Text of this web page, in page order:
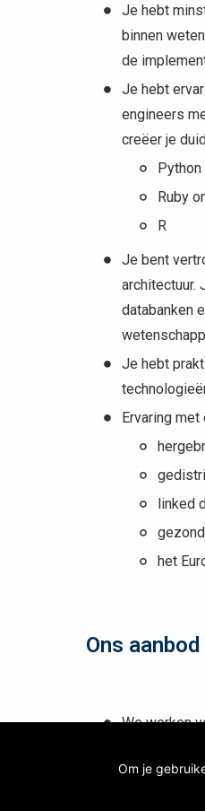
Je hebt
binnen
de
Je hebt
engineers
creëer je
Python
Ruby
R
Je bent
architectuur.
databanken
Je hebt
Ervaring
linked
het
Ons aanbod
We werken
door de
Om je